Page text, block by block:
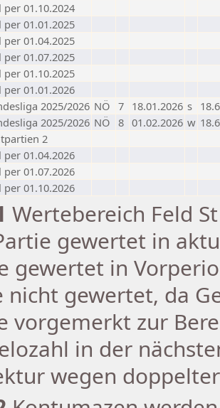
per 01.10.2024
per 01.01.2025
per 01.04.2025
per 01.07.2025
per 01.10.2025
per 01.01.2026
2025/2026 NÖ 7 18.01.2026 s 18.6
2025/2026 NÖ 8 01.02.2026 w 18.6
2
per 01.04.2026
per 01.07.2026
per 01.10.2026
Wertebereich Feld
gewertet in
gewertet in
nicht gewertet, da
vorgemerkt zur
in der
wegen